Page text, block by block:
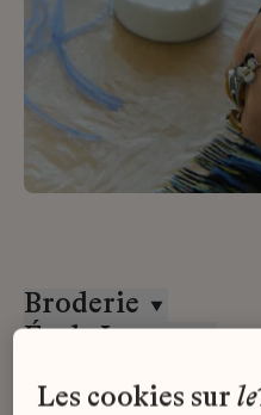
Broderie
École Lesage
les cookies surle